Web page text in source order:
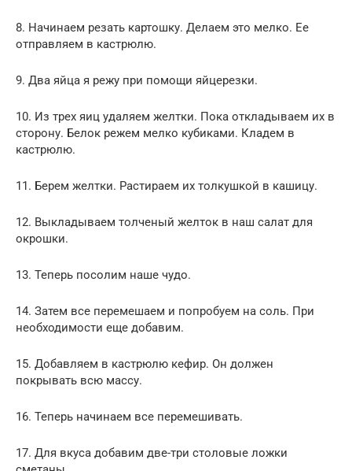
8. Начинаем резать картошку. Делаем это мелко. Ее
отправляем в кастрюлю.
9. Два яйца я режу при помощи яйцерезки.
10. Из трех яиц удаляем желтки. Пока откладываем их в
сторону. Белок режем мелко кубиками. Кладем в
кастрюлю.
11. Берем желтки. Растираем их толкушкой в кашицу.
12. Выкладываем толченый желток в наш салат для
окрошки.
13. Теперь посолим наше чудо.
14. Затем все перемешаем и попробуем на соль. При
необходимости еще добавим.
15. Добавляем в кастрюлю кефир. Он должен
покрывать всю массу.
16. Теперь начинаем все перемешивать.
17. Для вкуса добавим две-три столовые ложки